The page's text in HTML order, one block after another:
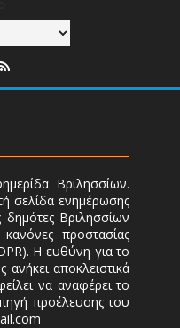
Βριλησσίων.
σελίδα ενημέρωσης
Βριλησσίων
προστασίας
Η ευθύνη για το
αποκλειστικά
να αναφέρει το
προέλευσης του